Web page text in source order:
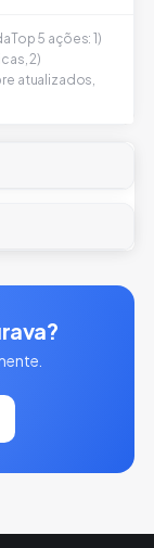
5 ações: 1)
2)
atualizados,